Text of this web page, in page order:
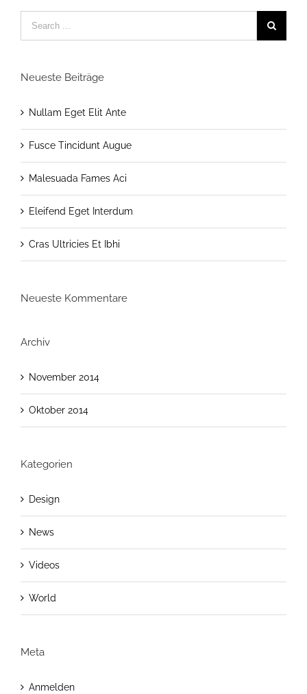
Neueste Beiträge
Nullam Eget Elit Ante
Fusce Tincidunt Augue
Malesuada Fames Aci
Eleifend Eget Interdum
Cras Ultricies Et Ibhi
Neueste Kommentare
Archiv
November 2014
Oktober 2014
Kategorien
Design
News
Videos
World
Meta
Anmelden